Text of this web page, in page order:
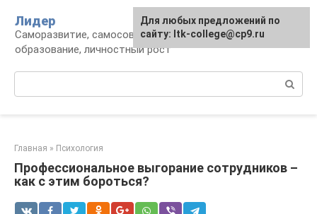
контенту
Лидер
Саморазвитие, самосовершенствование,
образование, личностный рост
Главная » Психология
Профессиональное выгорание сотрудников –
как с этим бороться?
Для любых предложений по
сайту: ltk-college@cp9.ru